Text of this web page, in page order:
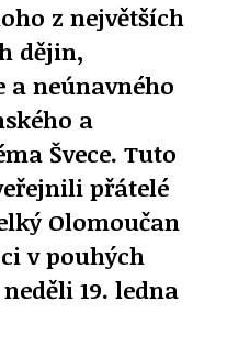
z největších
dějin,
a neúnavného
a
Švece. Tuto
přátelé
Olomoučan
v pouhých
19. ledna